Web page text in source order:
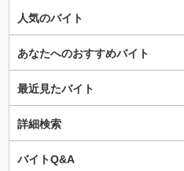
人気のバイト
あなたへのおすすめバイト
最近見たバイト
詳細検索
バイトQ&A